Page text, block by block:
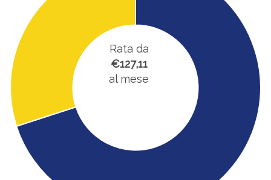
Rata da
€127,11
al mese